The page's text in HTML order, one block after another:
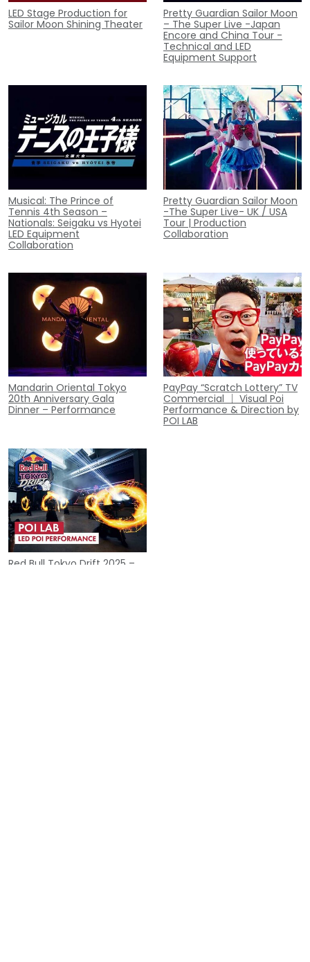
LED Stage Production for
Sailor Moon Shining Theater
Pretty Guardian Sailor Moon
– The Super Live -Japan
Encore and China Tour -
Technical and LED
Equipment Support
Musical: The Prince of
Tennis 4th Season –
Nationals: Seigaku vs Hyotei
LED Equipment
Collaboration
Pretty Guardian Sailor Moon
-The Super Live- UK / USA
Tour | Production
Collaboration
Mandarin Oriental Tokyo
20th Anniversary Gala
Dinner – Performance
PayPay “Scratch Lottery” TV
Commercial ｜ Visual Poi
Performance & Direction by
POI LAB
Red Bull Tokyo Drift 2025 –